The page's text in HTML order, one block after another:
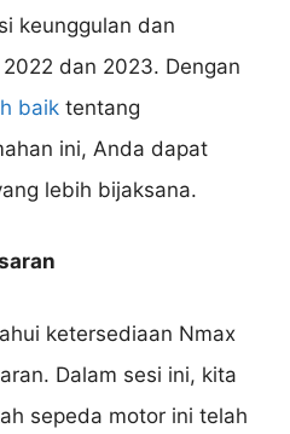
keunggulan dan
dan 2023. Dengan
baik tentang
ini, Anda dapat
lebih bijaksana.
ketersediaan Nmax
Dalam sesi ini, kita
sepeda motor ini telah